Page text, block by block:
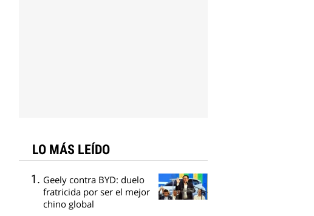
LO MÁS LEÍDO
Geely contra BYD: duelo
fratricida por ser el mejor
chino global